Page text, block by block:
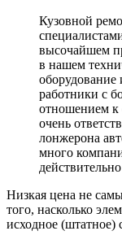
Кузовной
высочайшем
в нашем
оборудование
работники с
отношением к
очень
лонжерона
много
Низкая цена не
того, насколько
исходное (штатное)